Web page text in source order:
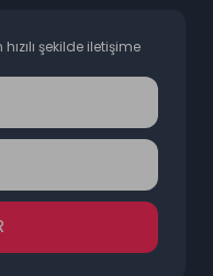
şekilde iletişime